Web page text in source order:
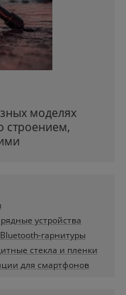
моделях
строением,
устройства
Bluetooth-гарнитуры
стекла и пленки
для смартфонов